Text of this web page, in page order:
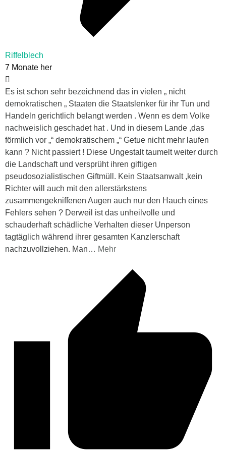
Riffelblech
7 Monate her
Es ist schon sehr bezeichnend das in vielen „ nicht
demokratischen „ Staaten die Staatslenker für ihr Tun und
Handeln gerichtlich belangt werden . Wenn es dem Volke
nachweislich geschadet hat . Und in diesem Lande ,das
förmlich vor „“ demokratischem „“ Getue nicht mehr laufen
kann ? Nicht passiert ! Diese Ungestalt taumelt weiter durch
die Landschaft und versprüht ihren giftigen
pseudosozialistischen Giftmüll. Kein Staatsanwalt ,kein
Richter will auch mit den allerstärkstens
zusammengekniffenen Augen auch nur den Hauch eines
Fehlers sehen ? Derweil ist das unheilvolle und
schauderhaft schädliche Verhalten dieser Unperson
tagtäglich während ihrer gesamten Kanzlerschaft
nachzuvollziehen. Man… Mehr